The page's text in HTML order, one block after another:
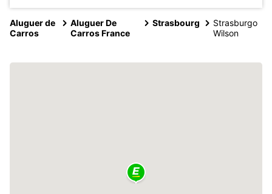
Aluguer de
Carros
Aluguer De
Carros France
Strasbourg
Strasburgo
Wilson